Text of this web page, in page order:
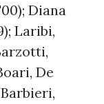
Diana
Laribi,
De